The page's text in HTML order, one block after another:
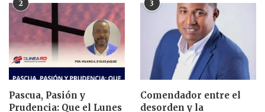
2
Pascua, Pasión y
Prudencia: Que el Lunes
3
Comendador entre el
desorden y la